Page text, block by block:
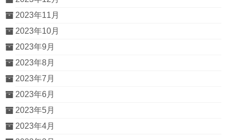
2023年11月
2023年10月
2023年9月
2023年8月
2023年7月
2023年6月
2023年5月
2023年4月